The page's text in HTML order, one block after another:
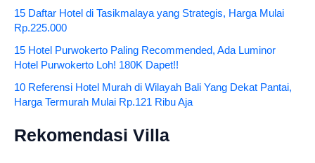
15 Daftar Hotel di Tasikmalaya yang Strategis, Harga Mulai
Rp.225.000
15 Hotel Purwokerto Paling Recommended, Ada Luminor
Hotel Purwokerto Loh! 180K Dapet!!
10 Referensi Hotel Murah di Wilayah Bali Yang Dekat Pantai,
Harga Termurah Mulai Rp.121 Ribu Aja
Rekomendasi Villa